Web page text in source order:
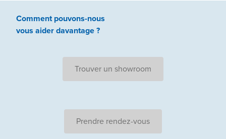
Comment pouvons-nous
vous aiderdavantage ?
Trouver un showroom
Prendre rendez-vous